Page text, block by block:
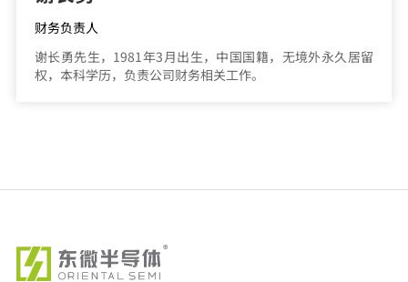
财务负责人
谢长勇先生，1981年3月出生，中国国籍，无境外永久居留
权，本科学历，负责公司财务相关工作。